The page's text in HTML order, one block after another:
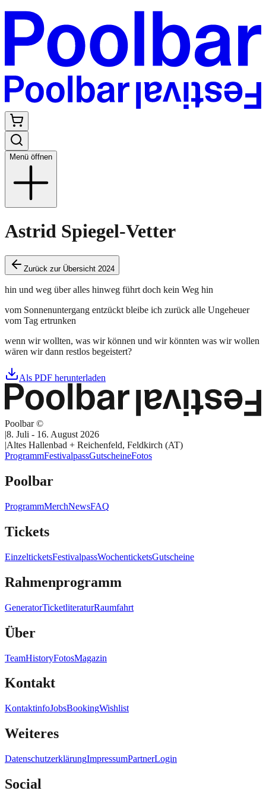
Menü öffnen
Astrid Spiegel-Vetter
Zurück zur Übersicht 2024
hin und weg über alles hinweg führt doch kein Weg hin
vom Sonnenuntergang entzückt bleibe ich zurück alle Ungeheuer
vom Tag ertrunken
wenn wir wollten, was wir können und wir könnten was wir wollen
wären wir dann restlos begeistert?
Als PDF herunterladen
Poolbar ©
|8. Juli - 16. August 2026
|Altes Hallenbad + Reichenfeld, Feldkirch (AT)
ProgrammFestivalpassGutscheineFotos
Poolbar
ProgrammMerchNewsFAQ
Tickets
EinzelticketsFestivalpassWochenticketsGutscheine
Rahmenprogramm
GeneratorTicketliteraturRaumfahrt
Über
TeamHistoryFotosMagazin
Kontakt
KontaktinfoJobsBookingWishlist
Weiteres
DatenschutzerklärungImpressumPartnerLogin
Social